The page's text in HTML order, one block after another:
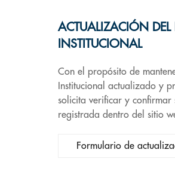
ACTUALIZACIÓN DEL
INSTITUCIONAL
Con el propósito de
Institucional actualizado y
solicita verificar y confirmar
registrada dentro del sitio
Formulario de